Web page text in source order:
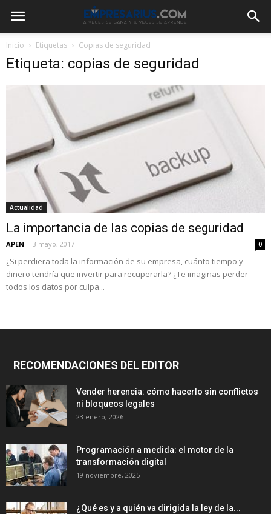
Inicio Etiquetas Copias de seguridad
Etiqueta: copias de seguridad
Actualidad
La importancia de las copias de seguridad
APEN - 3 mayo, 2017 0
¿Si perdiera toda la información de su empresa, cuánto tiempo y
dinero tendría que invertir para recuperarla? ¿Te imaginas perder
todos los datos por culpa...
RECOMENDACIONES DEL EDITOR
Vender herencia: cómo hacerlo sin conflictos
ni bloqueos legales
23 enero, 2026
Programación a medida: el motor de la
transformación digital
19 noviembre, 2025
¿Qué es y a quién va dirigida la ley de la...